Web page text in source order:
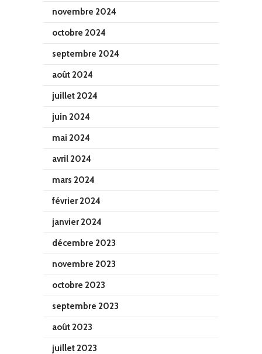
novembre 2024
octobre 2024
septembre 2024
août 2024
juillet 2024
juin 2024
mai 2024
avril 2024
mars 2024
février 2024
janvier 2024
décembre 2023
novembre 2023
octobre 2023
septembre 2023
août 2023
juillet 2023